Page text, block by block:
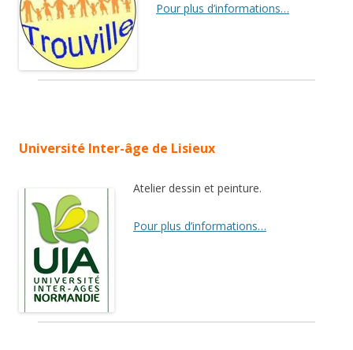
Pour plus d’informations…
Université Inter-âge de Lisieux
Atelier dessin et peinture.
Pour plus d’informations…